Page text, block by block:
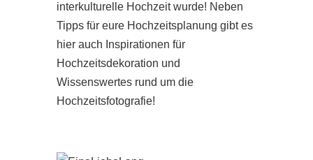
interkulturelle Hochzeit wurde! Neben
Tipps für eure Hochzeitsplanung gibt es
hier auch Inspirationen für
Hochzeitsdekoration und
Wissenswertes rund um die
Hochzeitsfotografie!